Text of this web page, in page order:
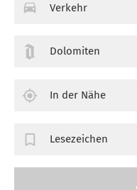
Verkehr
Dolomiten
In der Nähe
Lesezeichen